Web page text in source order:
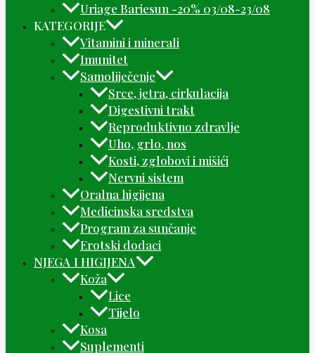
Uriage Bariesun -20% 03/08-23/08
KATEGORIJE
Vitamini i minerali
Imunitet
Samoliječenje
Srce, jetra, cirkulacija
Digestivni trakt
Reproduktivno zdravlje
Uho, grlo, nos
Kosti, zglobovi i mišići
Nervni sistem
Oralna higijena
Medicinska sredstva
Program za sunčanje
Erotski dodaci
NJEGA I HIGIJENA
Koža
Lice
Tijelo
Kosa
Suplementi